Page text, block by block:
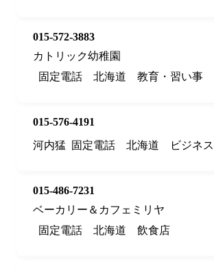
015-572-3883
カトリック幼稚園
固定電話
北海道 教育・習い事
015-576-4191
河内猛 固定電話 北海道 ビジネス
015-486-7231
ベーカリー＆カフェミリヤ
固定電話
北海道 飲食店